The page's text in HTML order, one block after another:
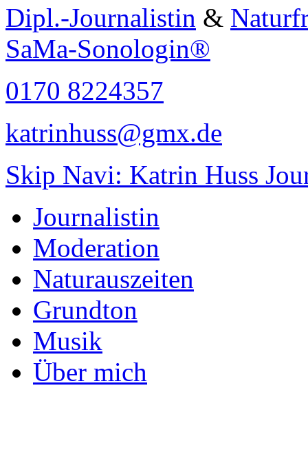
Dipl.-Journalistin &
SaMa-Sonologin®
0170 8224357
katrinhuss@gmx.de
Skip Navi: Katrin Huss
Journalistin
Moderation
Naturauszeiten
Grundton
Musik
Über mich